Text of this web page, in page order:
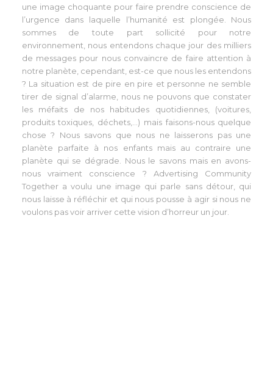
une image choquante pour faire prendre conscience de
l’urgence dans laquelle l’humanité est plongée. Nous
sommes de toute part sollicité pour notre
environnement, nous entendons chaque jour des milliers
de messages pour nous convaincre de faire attention à
notre planète, cependant, est-ce que nous les entendons
? La situation est de pire en pire et personne ne semble
tirer de signal d’alarme, nous ne pouvons que constater
les méfaits de nos habitudes quotidiennes, (voitures,
produits toxiques, déchets,…) mais faisons-nous quelque
chose ? Nous savons que nous ne laisserons pas une
planète parfaite à nos enfants mais au contraire une
planète qui se dégrade. Nous le savons mais en avons-
nous vraiment conscience ? Advertising Community
Together a voulu une image qui parle sans détour, qui
nous laisse à réfléchir et qui nous pousse à agir si nous ne
voulons pas voir arriver cette vision d’horreur un jour.